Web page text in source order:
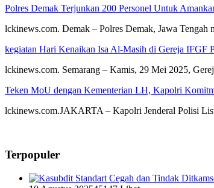
Polres Demak Terjunkan 200 Personel Untuk
lckinews.com. Demak – Polres Demak, Jawa
kegiatan Hari Kenaikan Isa Al-Masih di Gereja IFGF
lckinews.com. Semarang – Kamis, 29 Mei 2025,
Teken MoU dengan Kementerian LH, Kapolri
lckinews.com.JAKARTA – Kapolri Jenderal Polisi
Terpopuler